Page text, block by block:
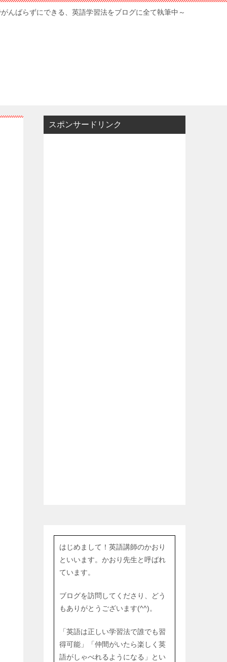
んばらずにできる、英語学習法をブログに全て執筆中～
スポンサードリンク
はじめまして！英語講師のかおり
といいます。かおり先生と呼ばれ
ています。
ブログを訪問してくださり、どう
もありがとうございます(^^)。
「英語は正しい学習法で誰でも習
得可能」「仲間がいたら楽しく英
語がしゃべれるようになる」とい